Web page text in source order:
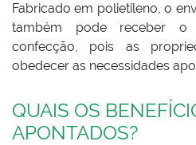
Fabricado em polietileno, o
também pode receber o
confecção, pois as
obedecer as necessidades
QUAIS OS
APONTADOS?